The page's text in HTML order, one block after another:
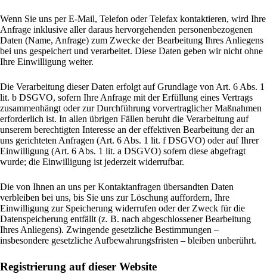
Wenn Sie uns per E-Mail, Telefon oder Telefax kontaktieren, wird Ihre
Anfrage inklusive aller daraus hervorgehenden personenbezogenen
Daten (Name, Anfrage) zum Zwecke der Bearbeitung Ihres Anliegens
bei uns gespeichert und verarbeitet. Diese Daten geben wir nicht ohne
Ihre Einwilligung weiter.
Die Verarbeitung dieser Daten erfolgt auf Grundlage von Art. 6 Abs. 1
lit. b DSGVO, sofern Ihre Anfrage mit der Erfüllung eines Vertrags
zusammenhängt oder zur Durchführung vorvertraglicher Maßnahmen
erforderlich ist. In allen übrigen Fällen beruht die Verarbeitung auf
unserem berechtigten Interesse an der effektiven Bearbeitung der an
uns gerichteten Anfragen (Art. 6 Abs. 1 lit. f DSGVO) oder auf Ihrer
Einwilligung (Art. 6 Abs. 1 lit. a DSGVO) sofern diese abgefragt
wurde; die Einwilligung ist jederzeit widerrufbar.
Die von Ihnen an uns per Kontaktanfragen übersandten Daten
verbleiben bei uns, bis Sie uns zur Löschung auffordern, Ihre
Einwilligung zur Speicherung widerrufen oder der Zweck für die
Datenspeicherung entfällt (z. B. nach abgeschlossener Bearbeitung
Ihres Anliegens). Zwingende gesetzliche Bestimmungen –
insbesondere gesetzliche Aufbewahrungsfristen – bleiben unberührt.
Registrierung auf dieser Website